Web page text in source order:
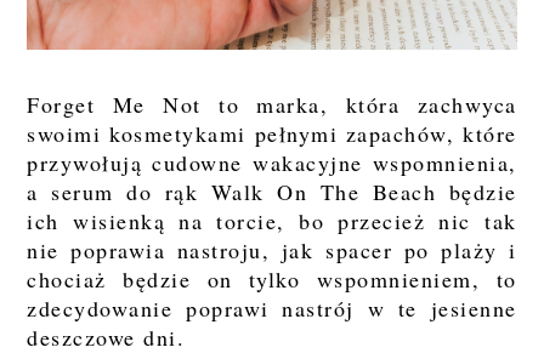
Forget Me Not to marka, która zachwyca
swoimi kosmetykami pełnymi zapachów, które
przywołują cudowne wakacyjne wspomnienia,
a serum do rąk Walk On The Beach będzie
ich wisienką na torcie, bo przecież nic tak
nie poprawia nastroju, jak spacer po plaży i
chociaż będzie on tylko wspomnieniem, to
zdecydowanie poprawi nastrój w te jesienne
deszczowe dni.